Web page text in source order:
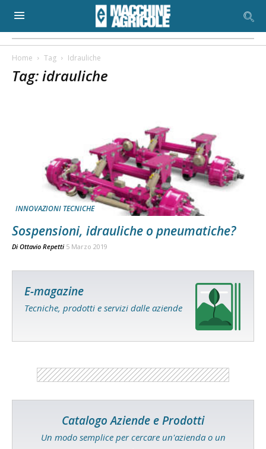
Home Tag Idrauliche
Tag: idrauliche
INNOVAZIONI TECNICHE
Sospensioni, idrauliche o pneumatiche?
Di Ottavio Repetti 5 Marzo 2019
E-magazine
Tecniche, prodotti e servizi dalle aziende
Catalogo Aziende e Prodotti
Un modo semplice per cercare un'azienda o un